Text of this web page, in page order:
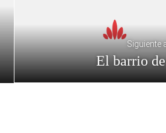
Siguiente
El barrio